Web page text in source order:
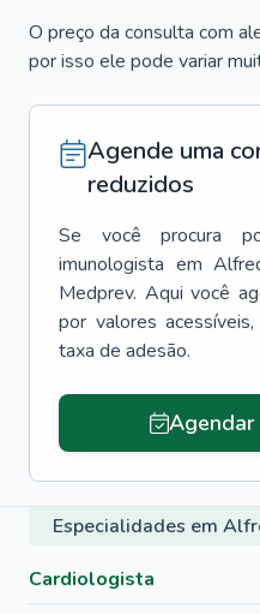
O preço da consulta com
por isso ele pode variar
Agende uma
reduzidos
Se você procura
imunologista em
Medprev. Aqui você
por valores
taxa de adesão.
Especialidades em
Cardiologista